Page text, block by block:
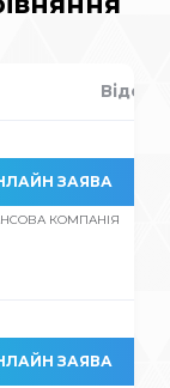
ЗАЯВА
КОМПАНІЯ
ЗАЯВА